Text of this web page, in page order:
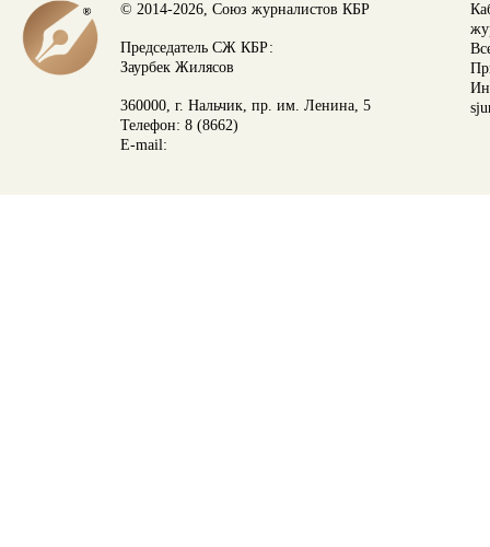
© 2014-2026, Союз журналистов КБР
Председатель СЖ КБР:
Заурбек Жилясов
360000, г. Нальчик, пр. им. Ленина, 5
Телефон: 8 (8662)
E-mail: